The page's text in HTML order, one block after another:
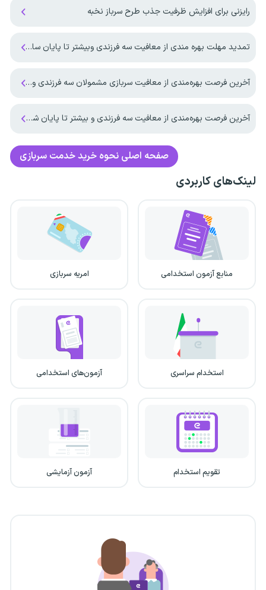
رایزنی برای افزایش ظرفیت جذب طرح سرباز نخبه
تمدید مهلت بهره مندی از معافیت سه فرزندی وبیشتر تا پایان سال ۱۴۰۷ ‌
آخرین فرصت بهره‌مندی از معافیت سربازی مشمولان سه فرزندی و بیشتر تا پایان شهریور ماه ۱۴۰۵
آخرین فرصت بهره‌مندی از معافیت سه فرزندی و بیشتر تا پایان شهریورماه
صفحه اصلی نحوه خرید خدمت سربازی
لینک‌های کاربردی
منابع آزمون استخدامی امریه سربازی
استخدام سراسری آزمون‌های استخدامی
تقویم استخدام آزمون آزمایشی